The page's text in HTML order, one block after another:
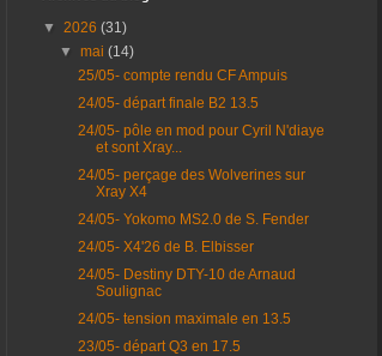
▼ 2026 (31)
▼mai(14)
25/05- compte rendu CF Ampuis
24/05- départ finale B2 13.5
24/05- pôle en mod pour Cyril N'diaye
et sont Xray...
24/05- perçage des Wolverines sur
Xray X4
24/05- Yokomo MS2.0 de S. Fender
24/05- X4'26 de B. Elbisser
24/05- Destiny DTY-10 de Arnaud
Soulignac
24/05- tension maximale en 13.5
23/05- départ Q3 en 17.5